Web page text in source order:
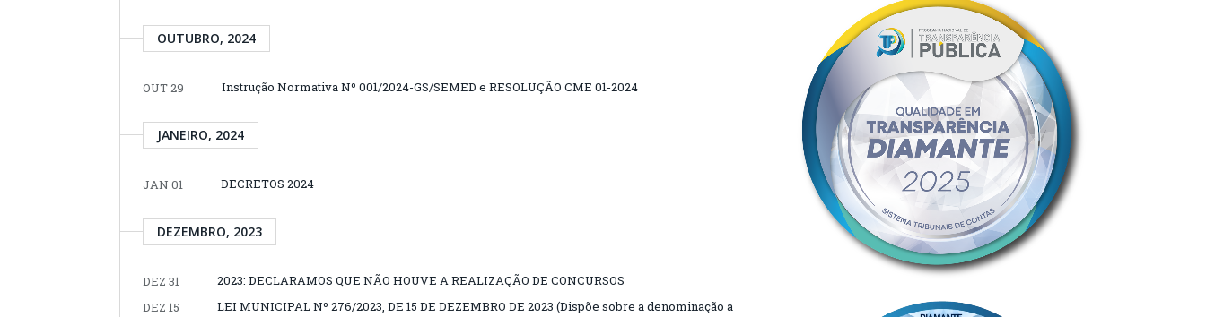
OUTUBRO, 2024
OUT 29 Instrução Normativa Nº 001/2024-GS/SEMED e RESOLUÇÃO CME 01-2024
JANEIRO, 2024
JAN 01 DECRETOS 2024
DEZEMBRO, 2023
DEZ 31
2023: DECLARAMOS QUE NÃO HOUVE A REALIZAÇÃO DE CONCURSOS
DEZ 15
LEI MUNICIPAL Nº 276/2023, DE 15 DE DEZEMBRO DE 2023 (Dispõe sobre a denominação a